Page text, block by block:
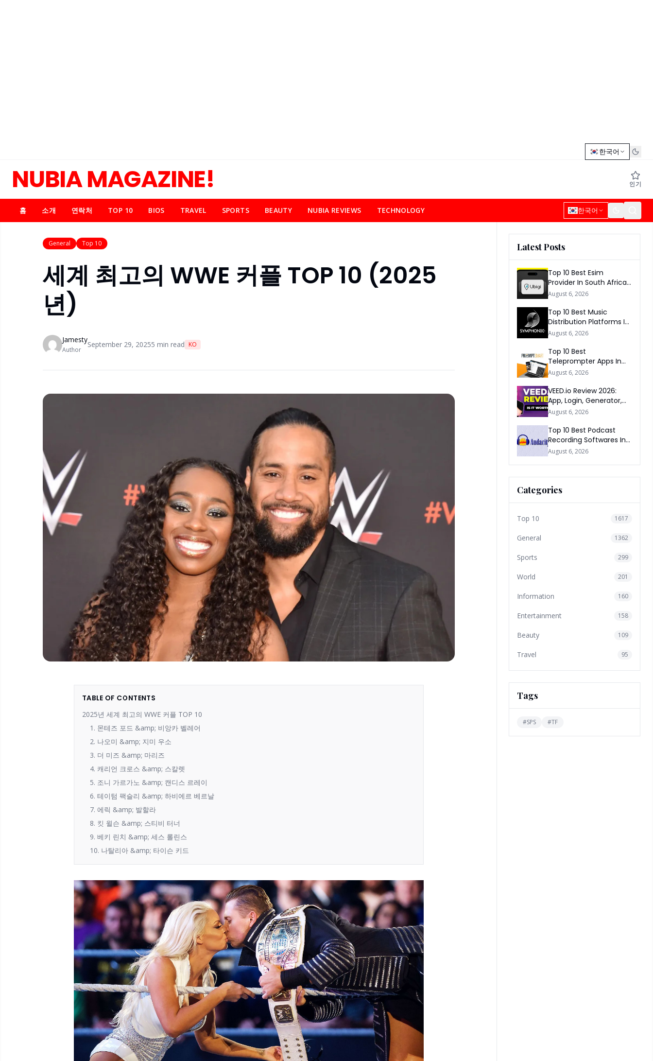
한국어
NUBIA MAGAZINE! 인기
홈 소개 연락처 TOP 10 BIOS TRAVEL SPORTS BEAUTY NUBIA REVIEWS TECHNOLOGY 한국어
General Top 10
세계 최고의 WWE 커플 TOP 10 (2025
년)
Jamesty
Author
September 29, 20255 min read KO
TABLE OF CONTENTS
2025년 세계 최고의 WWE 커플 TOP 10
1. 몬테즈 포드 &amp; 비앙카 벨레어
2. 나오미 &amp; 지미 우소
3. 더 미즈 &amp; 마리즈
4. 캐리언 크로스 &amp; 스칼렛
5. 조니 가르가노 &amp; 캔디스 르레이
6. 테이텀 팩슬리 &amp; 하비에르 베르날
7. 에릭 &amp; 발할라
8. 킷 윌슨 &amp; 스티비 터너
9. 베키 린치 &amp; 세스 롤린스
10. 나탈리아 &amp; 타이슨 키드
Latest Posts
Top 10 Best Esim
Provider In South Africa
2026
August 6, 2026
Top 10 Best Music
Distribution Platforms In
The World 2026
August 6, 2026
Top 10 Best
Teleprompter Apps In
2026
August 6, 2026
VEED.io Review 2026:
App, Login, Generator,
Download, AI & FAQs
August 6, 2026
Top 10 Best Podcast
Recording Softwares In
2026
August 6, 2026
Categories
Top 10 1617
General 1362
Sports 299
World 201
Information 160
Entertainment 158
Beauty 109
Travel 95
Tags
#SPS #TF